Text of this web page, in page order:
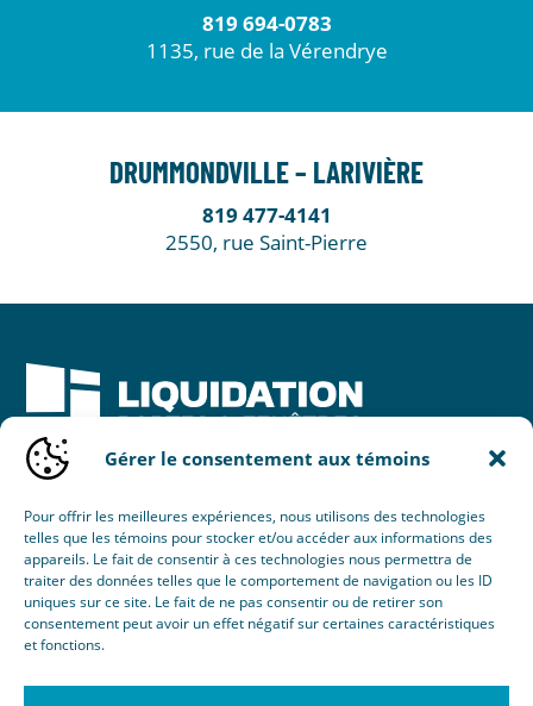
Gérer le consentement aux témoins
Pour offrir les meilleures expériences, nous utilisons des technologies
telles que les témoins pour stocker et/ou accéder aux informations des
appareils. Le fait de consentir à ces technologies nous permettra de
traiter des données telles que le comportement de navigation ou les ID
uniques sur ce site. Le fait de ne pas consentir ou de retirer son
consentement peut avoir un effet négatif sur certaines caractéristiques
et fonctions.
819 694-0783
1135, rue de la Vérendrye
DRUMMONDVILLE – LARIVIÈRE
819 477-4141
2550, rue Saint-Pierre
© 2026 Nouvel Horizon Portes & Fenêtres Inc.